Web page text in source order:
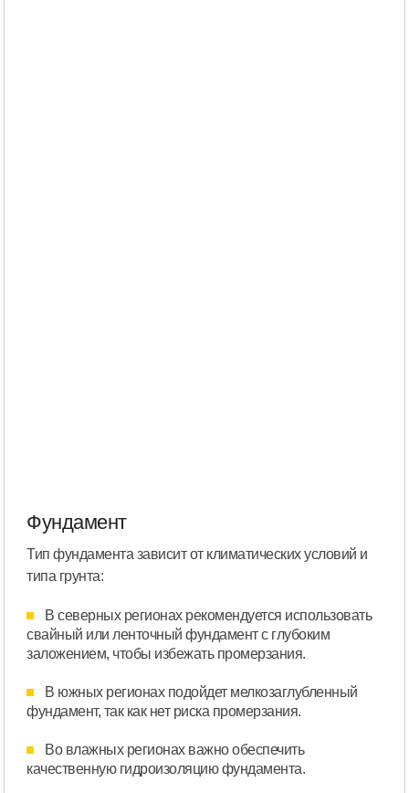
Фундамент
Тип фундамента зависит от климатических условий и
типа грунта:
В северных регионах рекомендуется использовать
свайный или ленточный фундамент с глубоким
заложением, чтобы избежать промерзания.
В южных регионах подойдет мелкозаглубленный
фундамент, так как нет риска промерзания.
Во влажных регионах важно обеспечить
качественную гидроизоляцию фундамента.